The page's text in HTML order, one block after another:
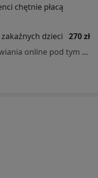
chętnie płacą
dzieci 270 zł
Specjalista nie oferuje umawiania online pod tym adresem.